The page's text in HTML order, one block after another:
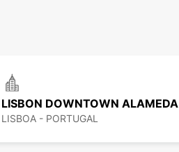
LISBON DOWNTOWN ALAMEDA
LISBOA - PORTUGAL